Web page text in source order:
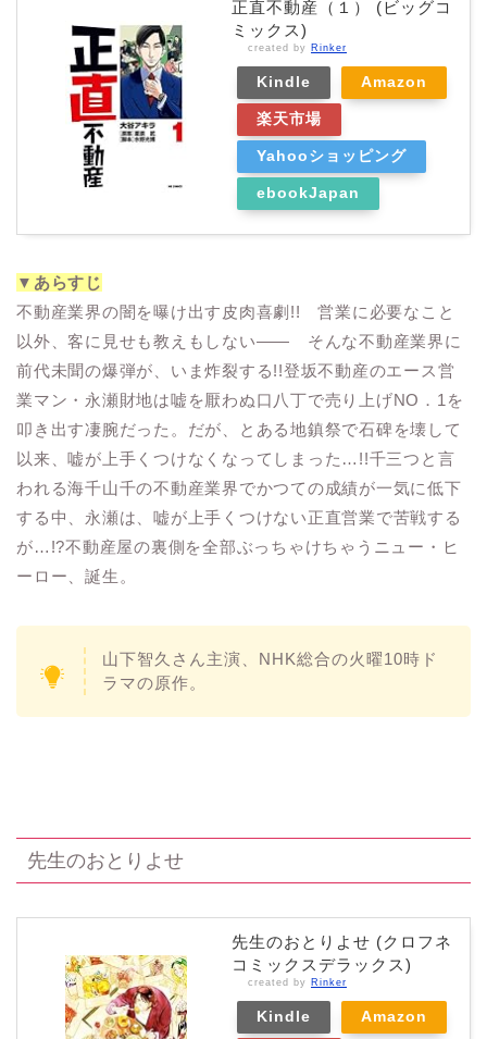
正直不動産（１） (ビッグコ
ミックス)
created by Rinker
Kindle Amazon
楽天市場
Yahooショッピング
ebookJapan
▼あらすじ
不動産業界の闇を曝け出す皮肉喜劇!! 営業に必要なこと
以外、客に見せも教えもしない―― そんな不動産業界に
前代未聞の爆弾が、いま炸裂する!!登坂不動産のエース営
業マン・永瀬財地は嘘を厭わぬ口八丁で売り上げNO．1を
叩き出す凄腕だった。だが、とある地鎮祭で石碑を壊して
以来、嘘が上手くつけなくなってしまった…!!千三つと言
われる海千山千の不動産業界でかつての成績が一気に低下
する中、永瀬は、嘘が上手くつけない正直営業で苦戦する
が…!?不動産屋の裏側を全部ぶっちゃけちゃうニュー・ヒ
ーロー、誕生。
山下智久さん主演、NHK総合の火曜10時ド
ラマの原作。
先生のおとりよせ
先生のおとりよせ (クロフネ
コミックスデラックス)
created by Rinker
Kindle Amazon